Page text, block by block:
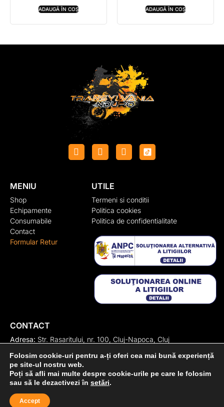
ADAUGĂ ÎN COȘ ADAUGĂ ÎN COȘ
MENIU
Shop
Echipamente
Consumabile
Contact
Formular Retur
UTILE
Termeni si conditii
Politica cookies
Politica de confidentialitate
CONTACT
Adresa: Str. Rasaritului, nr. 100, Cluj-Napoca, Cluj
contact@transylvaniaenduro.ro
Folosim cookie-uri pentru a-ți oferi cea mai bună experiență
pe site-ul nostru web.
Poți să afli mai multe despre cookie-urile pe care le folosim
sau să le dezactivezi în setări.
Accept